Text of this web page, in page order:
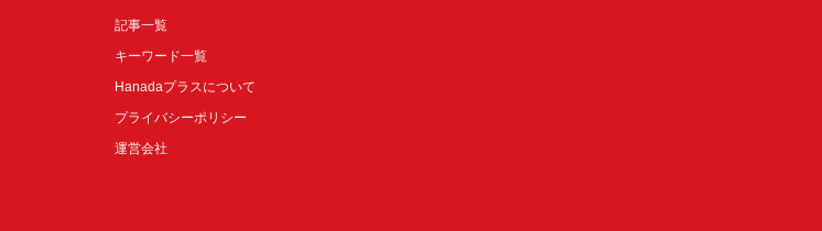
記事一覧
キーワード一覧
Hanadaプラスについて
プライバシーポリシー
運営会社